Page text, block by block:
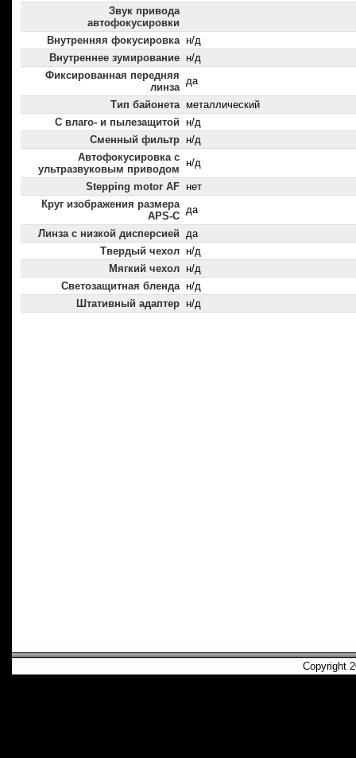
Звук привода
автофокусировки
Внутренняя фокусировка н/д
Внутреннее зумирование н/д
Фиксированная передняя
линза
да
Тип байонета металлический
С влаго- и пылезащитой н/д
Сменный фильтр н/д
Автофокусировка с
ультразвуковым приводом
н/д
Stepping motor AF нет
Круг изображения размера
APS-C
да
Линза с низкой дисперсией да
Твердый чехол н/д
Мягкий чехол н/д
Светозащитная бленда н/д
Штативный адаптер н/д
Copyright